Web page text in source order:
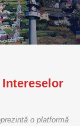
o platformă